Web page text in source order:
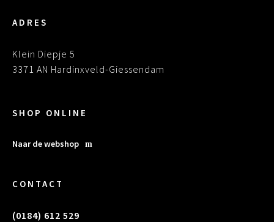
ADRES
Klein Diepje 5
3371 AN Hardinxveld-Giessendam
SHOP ONLINE
Naar de webshop
CONTACT
(0184) 612 529